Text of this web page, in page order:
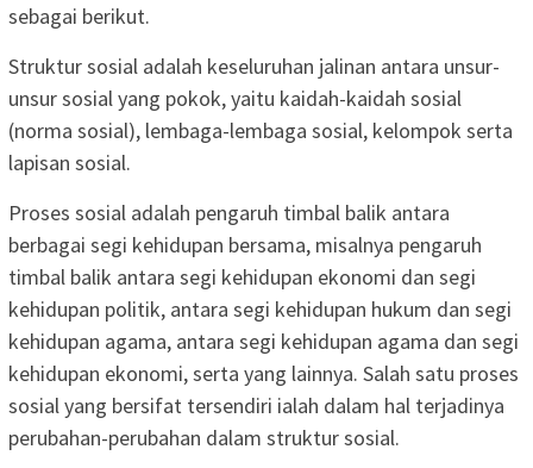
sebagai berikut.
Struktur sosial adalah keseluruhan jalinan antara unsur-
unsur sosial yang pokok, yaitu kaidah-kaidah sosial
(norma sosial), lembaga-lembaga sosial, kelompok serta
lapisan sosial.
Proses sosial adalah pengaruh timbal balik antara
berbagai segi kehidupan bersama, misalnya pengaruh
timbal balik antara segi kehidupan ekonomi dan segi
kehidupan politik, antara segi kehidupan hukum dan segi
kehidupan agama, antara segi kehidupan agama dan segi
kehidupan ekonomi, serta yang lainnya. Salah satu proses
sosial yang bersifat tersendiri ialah dalam hal terjadinya
perubahan-perubahan dalam struktur sosial.